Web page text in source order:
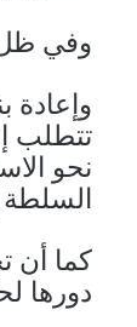
وفي ظل
وإعادة
تتطلب
نحو
السلطة
كما أن
دورها